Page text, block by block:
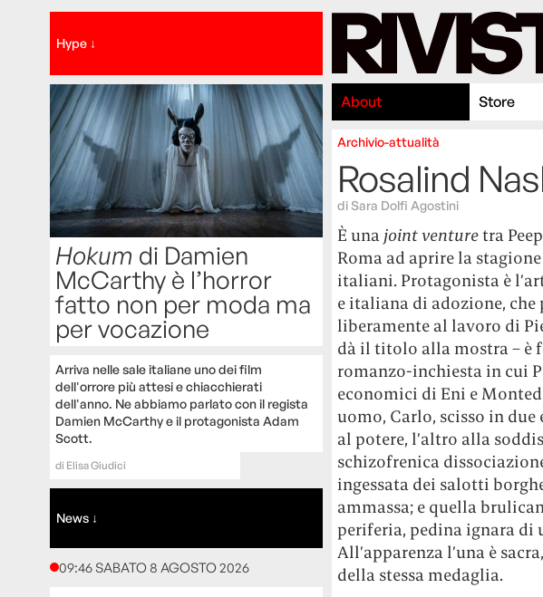
Hype ↓
Hokum di Damien
McCarthy è l’horror
fatto non per moda ma
per vocazione
Arriva nelle sale italiane uno dei film
dell'orrore più attesi e chiacchierati
dell'anno. Ne abbiamo parlato con il regista
Damien McCarthy e il protagonista Adam
Scott.
di Elisa Giudici
News ↓
09:46 SABATO 8 AGOSTO 2026
About Store
Archivio-attualità
Rosalind
diSara Dolfi Agostini
È una joint venturetra
Roma ad aprire la
italiani. Protagonista è
e italiana di adozione, che
liberamente al lavoro di
dà il titolo alla mostra – è
romanzo-inchiesta in cui
economici di Eni e
uomo, Carlo, scisso in
al potere, l’altro alla
schizofrenica
ingessata dei salotti
ammassa; e quella
periferia, pedina ignara di
All’apparenza l’una è
della stessa medaglia.